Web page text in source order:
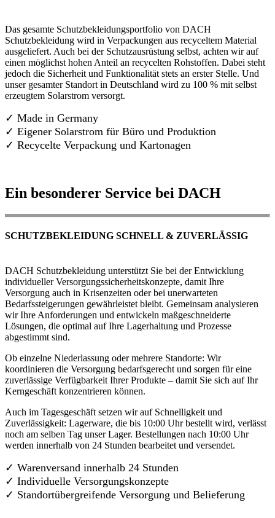
Das gesamte Schutzbekleidungsportfolio von DACH
Schutzbekleidung wird in Verpackungen aus recyceltem Material
ausgeliefert. Auch bei der Schutzausrüstung selbst, achten wir auf
einen möglichst hohen Anteil an recycelten Rohstoffen. Dabei steht
jedoch die Sicherheit und Funktionalität stets an erster Stelle. Und
unser gesamter Standort in Deutschland wird zu 100 % mit selbst
erzeugtem Solarstrom versorgt.
✓ Made in Germany
✓ Eigener Solarstrom für Büro und Produktion
✓ Recycelte Verpackung und Kartonagen
Ein besonderer Service bei DACH
SCHUTZBEKLEIDUNG SCHNELL & ZUVERLÄSSIG
DACH Schutzbekleidung unterstützt Sie bei der Entwicklung
individueller Versorgungssicherheitskonzepte, damit Ihre
Versorgung auch in Krisenzeiten oder bei unerwarteten
Bedarfssteigerungen gewährleistet bleibt. Gemeinsam analysieren
wir Ihre Anforderungen und entwickeln maßgeschneiderte
Lösungen, die optimal auf Ihre Lagerhaltung und Prozesse
abgestimmt sind.
Ob einzelne Niederlassung oder mehrere Standorte: Wir
koordinieren die Versorgung bedarfsgerecht und sorgen für eine
zuverlässige Verfügbarkeit Ihrer Produkte – damit Sie sich auf Ihr
Kerngeschäft konzentrieren können.
Auch im Tagesgeschäft setzen wir auf Schnelligkeit und
Zuverlässigkeit: Lagerware, die bis 10:00 Uhr bestellt wird, verlässt
noch am selben Tag unser Lager. Bestellungen nach 10:00 Uhr
werden innerhalb von 24 Stunden bearbeitet und versendet.
✓ Warenversand innerhalb 24 Stunden
✓ Individuelle Versorgungskonzepte
✓ Standortübergreifende Versorgung und Belieferung